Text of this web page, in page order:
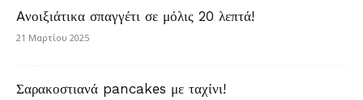
Aνοιξιάτικα σπαγγέτι σε μόλις 20 λεπτά!
21 Μαρτίου 2025
Σαρακοστιανά pancakes με ταχίνι!